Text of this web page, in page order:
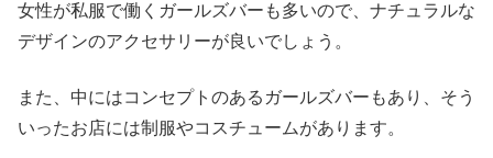
女性が私服で働くガールズバーも多いので、ナチュラルな
デザインのアクセサリーが良いでしょう。
また、中にはコンセプトのあるガールズバーもあり、そう
いったお店には制服やコスチュームがあります。